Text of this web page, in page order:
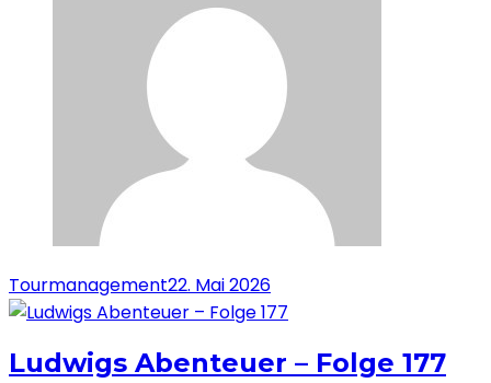
Tourmanagement22. Mai 2026
Ludwigs Abenteuer – Folge 177